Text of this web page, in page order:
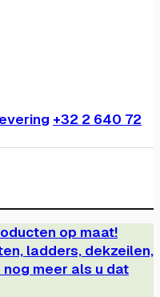
+32 2 640 72
op maat!
ladders, dekzeilen,
nog meer als u dat